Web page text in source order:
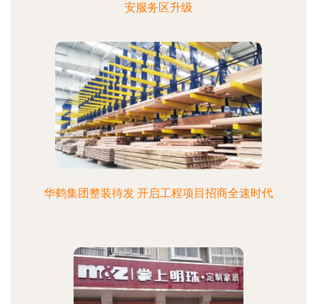
安服务区升级
华鹤集团整装待发 开启工程项目招商全速时代